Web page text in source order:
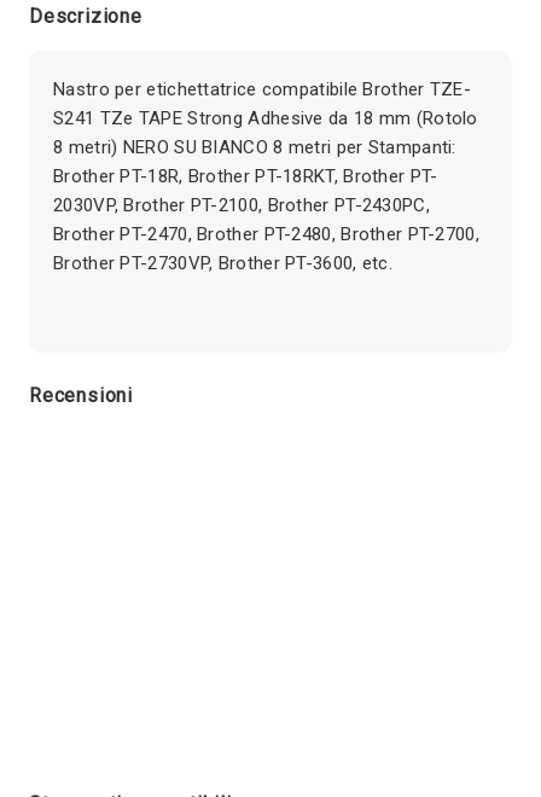
Descrizione
Nastro per etichettatrice compatibile Brother TZE-
S241 TZe TAPE Strong Adhesive da 18 mm (Rotolo
8 metri) NERO SU BIANCO 8 metri per Stampanti:
Brother PT-18R, Brother PT-18RKT, Brother PT-
2030VP, Brother PT-2100, Brother PT-2430PC,
Brother PT-2470, Brother PT-2480, Brother PT-2700,
Brother PT-2730VP, Brother PT-3600, etc.
Recensioni